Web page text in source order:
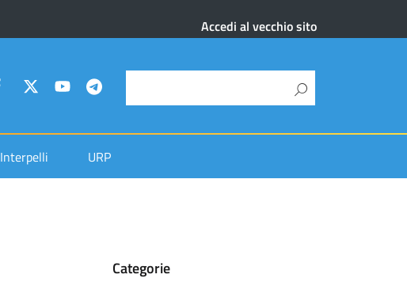
Accedi al vecchio sito
Interpelli URP
Categorie